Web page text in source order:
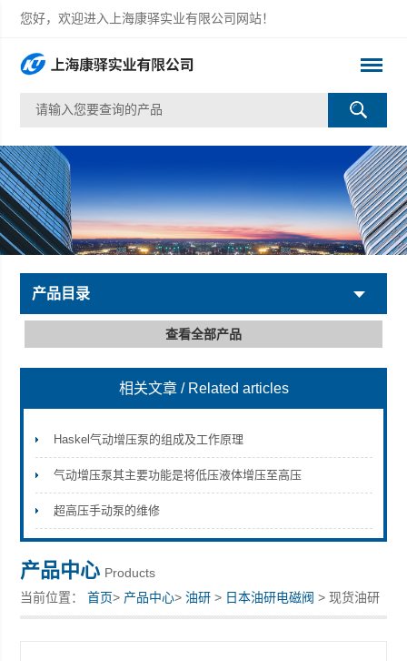
您好，欢迎进入上海康驿实业有限公司网站！
上海康驿实业有限公司
产品目录
查看全部产品
相关文章 / Related articles
Haskel气动增压泵的组成及工作原理
气动增压泵其主要功能是将低压液体增压至高压
超高压手动泵的维修
产品中心 Products
当前位置：首页> 产品中心>油研 > 日本油研电磁阀 > 现货油研
电磁阀YUKEN 油研埋入式抗衡阀J-CBCA-I-L